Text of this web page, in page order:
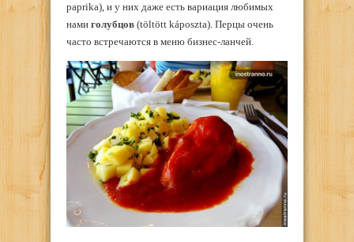
paprika), и у них даже есть вариация любимых
нами голубцов (töltött káposzta). Перцы очень
часто встречаются в меню бизнес-ланчей.